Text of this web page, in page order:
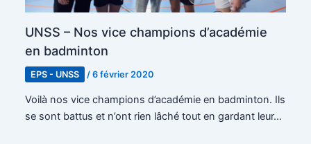
UNSS – Nos vice champions d’académie
en badminton
EPS - UNSS /6 février 2020
Voilà nos vice champions d’académie en badminton. Ils
se sont battus et n’ont rien lâché tout en gardant leur…